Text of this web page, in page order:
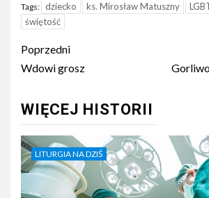
Tags: dziecko ks. Mirosław Matuszny
świętość
Nawigacja
wpisu
Poprzedni
Wdowi grosz
WIĘCEJ HISTORII
LITURGIA NA DZIŚ